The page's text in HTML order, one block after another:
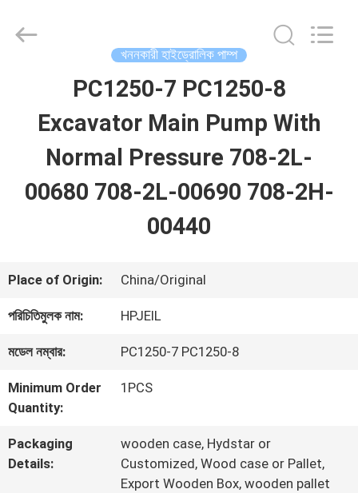
ভিডিও
কারখানা
ভ্রমণ
মান
Machinery
খননকারী হাইড্রোলিক পাম্প
PC1250-7 PC1250-8
Excavator Main Pump With
Normal Pressure 708-2L-
00680 708-2L-00690 708-2H-
00440
Place of Origin: China/Original
পরিচিতিমুলক নাম: HPJEIL
মডেল নম্বার: PC1250-7 PC1250-8
Minimum Order
Quantity:
1PCS
Packaging
Details:
wooden case, Hydstar or
Customized, Wood case or Pallet,
Export Wooden Box, wooden pallet